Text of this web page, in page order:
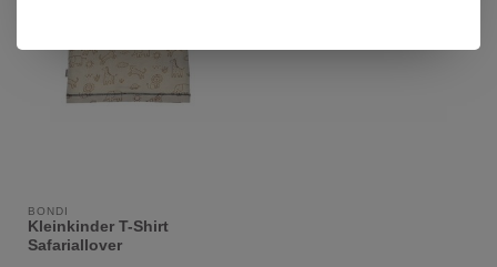
BONDI
Kleinkinder T-Shirt
Safariallover